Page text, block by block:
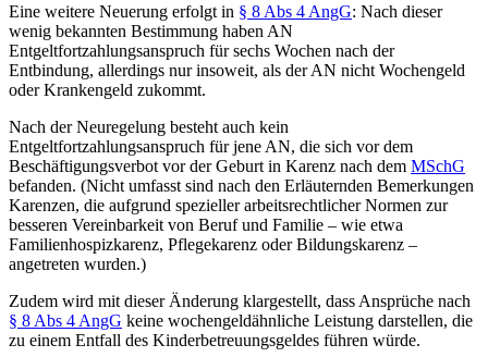
Eine weitere Neuerung erfolgt in § 8 Abs 4 AngG: Nach dieser
wenig bekannten Bestimmung haben AN
Entgeltfortzahlungsanspruch für sechs Wochen nach der
Entbindung, allerdings nur insoweit, als der AN nicht Wochengeld
oder Krankengeld zukommt.
Nach der Neuregelung besteht auch kein
Entgeltfortzahlungsanspruch für jene AN, die sich vor dem
Beschäftigungsverbot vor der Geburt in Karenz nach dem MSchG
befanden. (Nicht umfasst sind nach den Erläuternden Bemerkungen
Karenzen, die aufgrund spezieller arbeitsrechtlicher Normen zur
besseren Vereinbarkeit von Beruf und Familie – wie etwa
Familienhospizkarenz, Pflegekarenz oder Bildungskarenz –
angetreten wurden.)
Zudem wird mit dieser Änderung klargestellt, dass Ansprüche nach
§ 8 Abs 4 AngG keine wochengeldähnliche Leistung darstellen, die
zu einem Entfall des Kinderbetreuungsgeldes führen würde.